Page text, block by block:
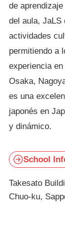
de
del aula, JaLS
actividades
permitiendo a
experiencia
Osaka,
es una
japonés en
y dinámico.
School
Takesato
Chuo-ku,